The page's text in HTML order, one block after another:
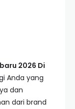
2026 Di
Anda yang
dan
dari brand